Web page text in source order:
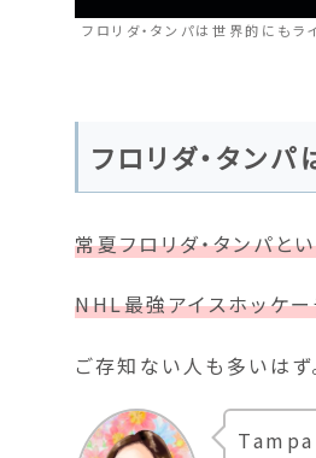
フロリダ・タンパは世界的にもラ
フロリダ・タン
常夏フロリダ・タンパと
NHL最強アイスホッケ
ご存知ない人も多いはず
Tampa